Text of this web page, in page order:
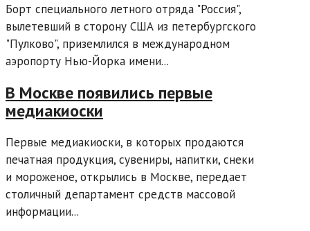
Борт специального летного отряда "Россия",
вылетевший в сторону США из петербургского
"Пулково", приземлился в международном
аэропорту Нью-Йорка имени...
В Москве появились первые
медиакиоски
Первые медиакиоски, в которых продаются
печатная продукция, сувениры, напитки, снеки
и мороженое, открылись в Москве, передает
столичный департамент средств массовой
информации...